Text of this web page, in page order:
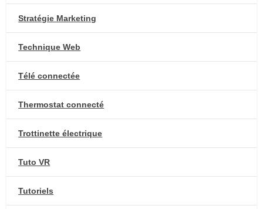
Stratégie Marketing
Technique Web
Télé connectée
Thermostat connecté
Trottinette électrique
Tuto VR
Tutoriels